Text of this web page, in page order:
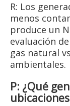
R: Los
menos
produce un
evaluación
gas natural
ambientales.
P: ¿Qué